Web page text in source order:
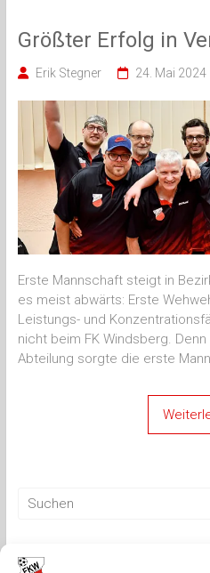
Größter Erfolg in
Erik Stegner 24. Mai 2024
Erste Mannschaft steigt in
es meist abwärts: Erste
Leistungs- und
nicht beim FK Windsberg.
Abteilung sorgte die erste